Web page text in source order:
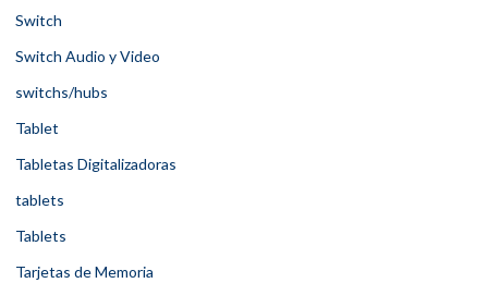
Switch
Switch Audio y Video
switchs/hubs
Tablet
Tabletas Digitalizadoras
tablets
Tablets
Tarjetas de Memoria